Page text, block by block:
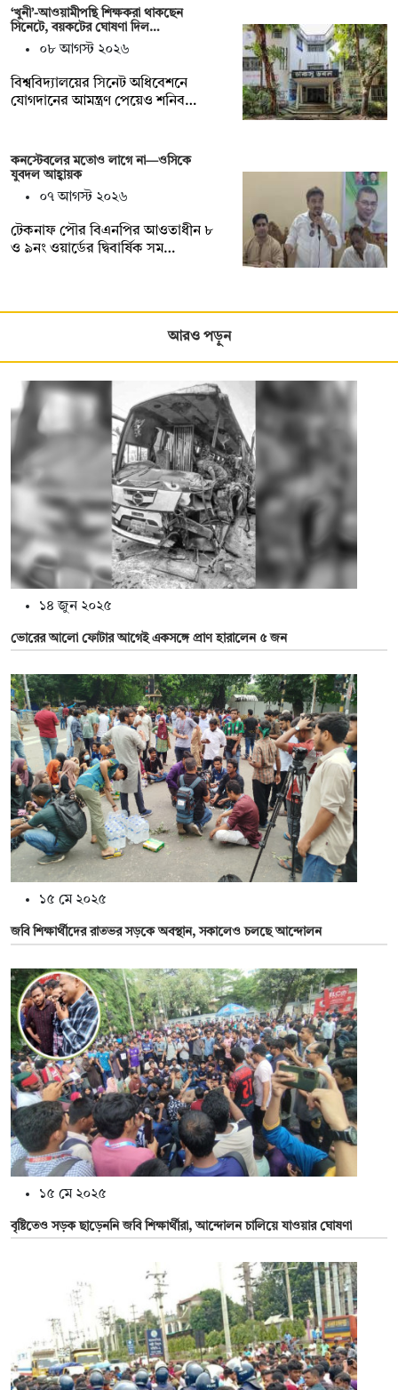
‘খুনী’-আওয়ামীপন্থি শিক্ষকরা থাকছেন
সিনেটে, বয়কটের ঘোষণা দিল…
০৮ আগস্ট ২০২৬
বিশ্ববিদ্যালয়ের সিনেট অধিবেশনে
যোগদানের আমন্ত্রণ পেয়েও শনিব…
কনস্টেবলের মতোও লাগে না—ওসিকে
যুবদল আহ্বায়ক
০৭ আগস্ট ২০২৬
টেকনাফ পৌর বিএনপির আওতাধীন ৮
ও ৯নং ওয়ার্ডের দ্বিবার্ষিক সম…
আরও পড়ুন
১৪ জুন ২০২৫
ভোরের আলো ফোটার আগেই একসঙ্গে প্রাণ হারালেন ৫ জন
১৫ মে ২০২৫
জবি শিক্ষার্থীদের রাতভর সড়কে অবস্থান, সকালেও চলছে আন্দোলন
১৫ মে ২০২৫
বৃষ্টিতেও সড়ক ছাড়েননি জবি শিক্ষার্থীরা, আন্দোলন চালিয়ে যাওয়ার ঘোষণা